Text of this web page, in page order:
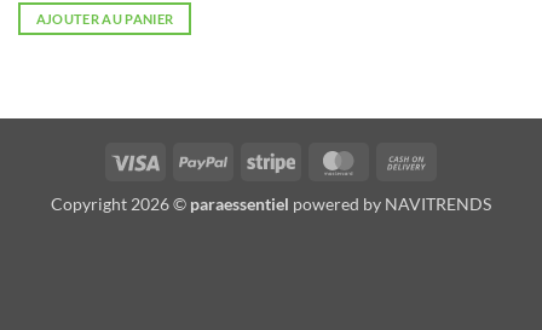
initial
était :
AJOUTER AU PANIER
Visa PayPal Stripe MasterCard
Delivery
Copyright 2026 © paraessentiel powered by NAVITRENDS